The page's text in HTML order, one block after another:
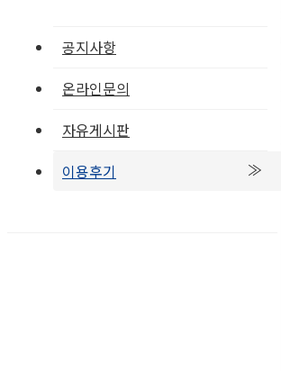
공지사항
온라인문의
자유게시판
이용후기